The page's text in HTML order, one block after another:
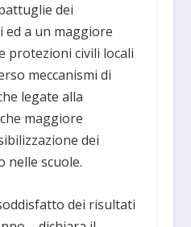
dei
ed a un maggiore
protezioni civili locali
meccanismi di
legate alla
maggiore
dei
scuole.
dei risultati